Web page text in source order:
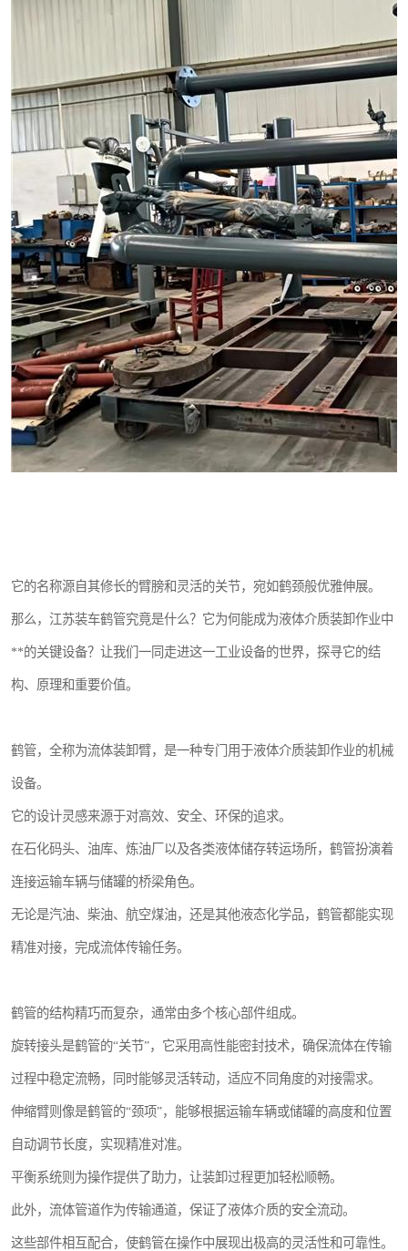
它的名称源自其修长的臂膀和灵活的关节，宛如鹤颈般优雅伸展。
那么，江苏装车鹤管究竟是什么？它为何能成为液体介质装卸作业中
**的关键设备？让我们一同走进这一工业设备的世界，探寻它的结
构、原理和重要价值。
鹤管，全称为流体装卸臂，是一种专门用于液体介质装卸作业的机械
设备。
它的设计灵感来源于对高效、安全、环保的追求。
在石化码头、油库、炼油厂以及各类液体储存转运场所，鹤管扮演着
连接运输车辆与储罐的桥梁角色。
无论是汽油、柴油、航空煤油，还是其他液态化学品，鹤管都能实现
精准对接，完成流体传输任务。
鹤管的结构精巧而复杂，通常由多个核心部件组成。
旋转接头是鹤管的“关节”，它采用高性能密封技术，确保流体在传输
过程中稳定流畅，同时能够灵活转动，适应不同角度的对接需求。
伸缩臂则像是鹤管的“颈项”，能够根据运输车辆或储罐的高度和位置
自动调节长度，实现精准对准。
平衡系统则为操作提供了助力，让装卸过程更加轻松顺畅。
此外，流体管道作为传输通道，保证了液体介质的安全流动。
这些部件相互配合，使鹤管在操作中展现出极高的灵活性和可靠性。